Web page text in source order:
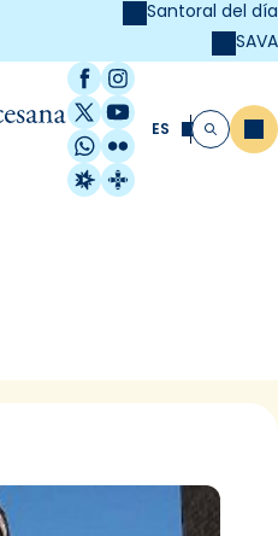
Santoral del día
SAVA
Facebook
Instagram
X / Twitter
YouTube
WhatsApp
Flickr
Radio Estel
Catalunya
ES Buscar